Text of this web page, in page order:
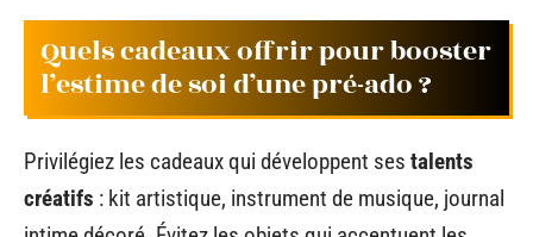
Quels cadeaux offrir pour booster
l’estime de soi d’une pré-ado ?
Privilégiez les cadeaux qui développent ses talents
créatifs : kit artistique, instrument de musique, journal